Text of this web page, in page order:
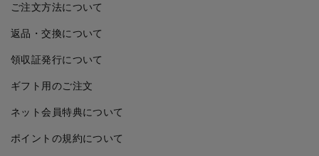
ご注文方法について
返品・交換について
領収証発行について
ギフト用のご注文
ネット会員特典について
ポイントの規約について